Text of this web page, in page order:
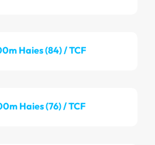
Haies (84) / TCF
Haies (76) / TCF